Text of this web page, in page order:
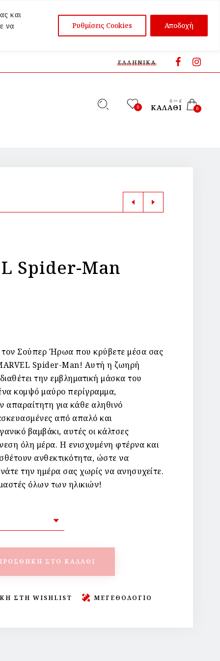
και
να
Ρυθμίσεις Cookies Αποδοχή
ΕΛΛΗΝΙΚΆ
0
0 ,00 €
ΚΑΛΆΘΙ 0
Spider-Man
Σούπερ Ήρωα που κρύβετε μέσα σας
Spider-Man! Αυτή η ζωηρή
την εμβληματική μάσκα του
κομψό μαύρο περίγραμμα,
απαραίτητη για κάθε αληθινό
από απαλό και
βαμβάκι, αυτές οι κάλτσες
όλη μέρα. Η ενισχυμένη φτέρνα και
ανθεκτικότητα, ώστε να
την ημέρα σας χωρίς να ανησυχείτε.
όλων των ηλικιών!
ΣΤΟ ΚΑΛΆΘΙ
ΣΤΗ WISHLIST ΜΕΓΕΘΟΛΟΓΙΟ